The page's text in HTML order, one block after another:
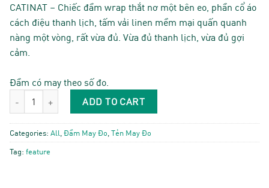
CATINAT – Chiếc đầm wrap thắt nơ một bên eo, phần cổ áo
cách điệu thanh lịch, tấm vải linen mềm mại quấn quanh
nàng một vòng, rất vừa đủ. Vừa đủ thanh lịch, vừa đủ gợi
cảm.
Đầm có may theo số đo.
Catinat - Linen trắng quantity
ADD TO CART
Categories: All,Đầm May Đo,Tẻn May Đo
Tag: feature